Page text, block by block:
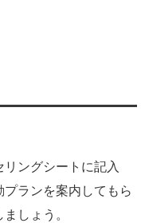
ングシートに記入
ランを案内してもら
しょう。